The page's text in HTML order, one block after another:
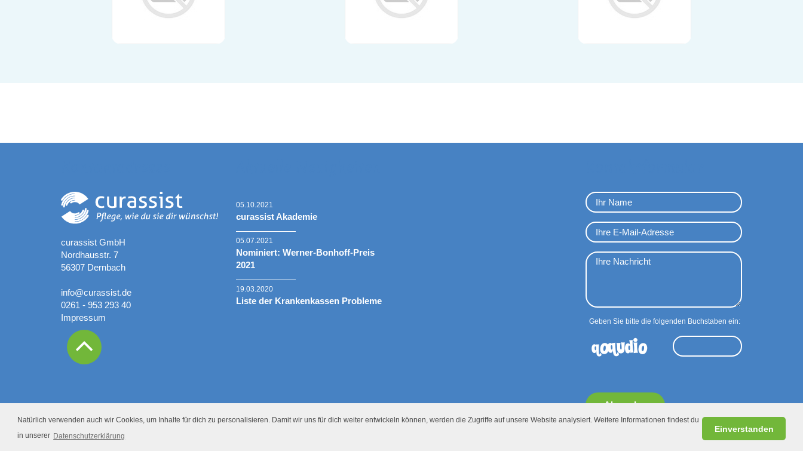
Natürlich verwenden auch wir Cookies, um Inhalte für dich zu personalisieren. Damit wir uns für dich weiter entwickeln können, werden die Zugriffe auf unsere Website analysiert. Weitere Informationen findest du
in unserer Datenschutzerklärung
Einverstanden
curassist GmbH
Nordhausstr. 7
56307 Dernbach
info@curassist.de
0261 - 953 293 40
Impressum
05.10.2021
curassist Akademie
05.07.2021
Nominiert: Werner-Bonhoff-Preis
2021
19.03.2020
Liste der Krankenkassen Probleme
Geben Sie bitte die folgenden Buchstaben ein:
Absenden